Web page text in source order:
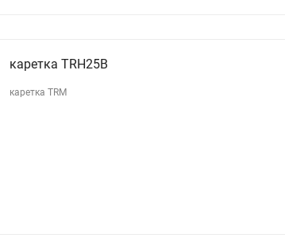
каретка TRH25B
каретка TRM